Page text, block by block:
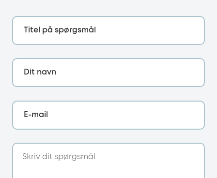
Titel på spørgsmål
Dit navn
E-mail